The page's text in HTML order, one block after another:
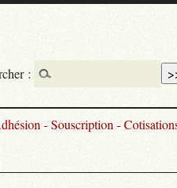
- Souscription -
: